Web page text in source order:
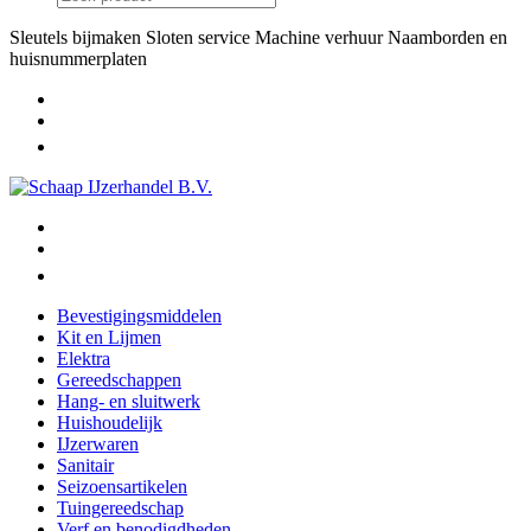
Sleutels bijmaken Sloten service Machine verhuur Naamborden en
huisnummerplaten
Bevestigingsmiddelen
Kit en Lijmen
Elektra
Gereedschappen
Hang- en sluitwerk
Huishoudelijk
IJzerwaren
Sanitair
Seizoensartikelen
Tuingereedschap